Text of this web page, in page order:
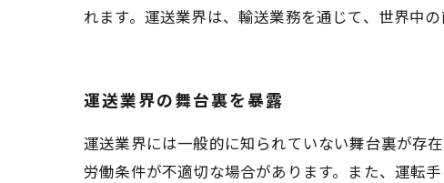
れます。運送業界は、輸送業務を通じて、世界中
運送業界の舞台裏を暴露
運送業界には一般的に知られていない舞台裏が存
労働条件が不適切な場合があります。また、運転